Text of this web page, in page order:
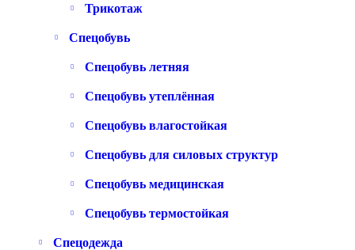
Трикотаж
Спецобувь
Спецобувь летняя
Спецобувь утеплённая
Спецобувь влагостойкая
Спецобувь для силовых структур
Спецобувь медицинская
Спецобувь термостойкая
Спецодежда